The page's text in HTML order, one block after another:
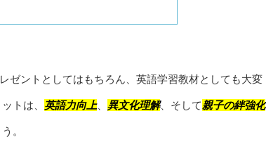
ゼントとしてはもちろん、英語学習教材としても大変
トは、 英語力向上、 異文化理解、そして親子の絆強化
。